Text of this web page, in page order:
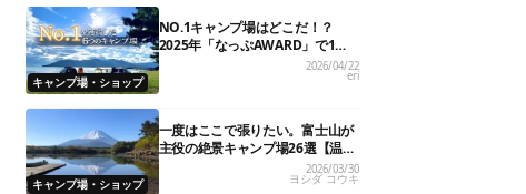
キャンプ場・ショップ
NO.1キャンプ場はどこだ！？
2025年「なっぷAWARD」で1位
を獲得した人気6施設を大発表
2026/04/22
eri
キャンプ場・ショップ
一度はここで張りたい。富士山が
主役の絶景キャンプ場26選【温泉
や初心者向けまで】
2026/03/30
ヨシダ コウキ